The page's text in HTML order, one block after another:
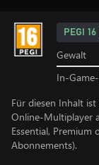
PEGI 16
Gewalt
In-
Für diesen Inhalt
Online-Multiplayer
Essential, Premium
Abonnements).